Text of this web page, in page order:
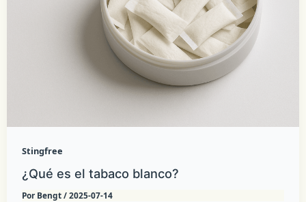
Stingfree
¿Qué es el tabaco blanco?
Por Bengt/2025-07-14